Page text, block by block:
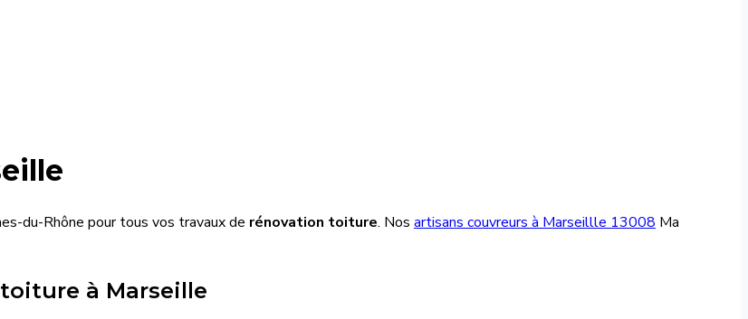
du-Rhône pour tous vos travaux de rénovation toiture. Nos artisans couvreurs à Marseillle 13008 Ma
à Marseille